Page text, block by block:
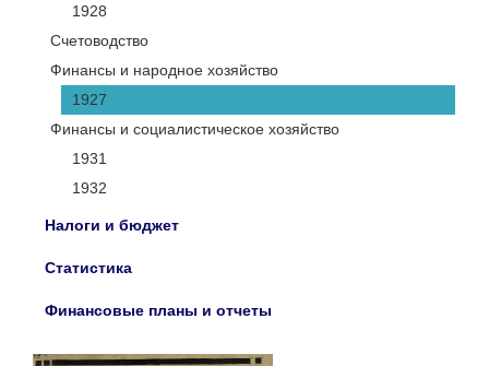
1928
Счетоводство
Финансы и народное хозяйство
1927
Финансы и социалистическое хозяйство
1931
1932
Налоги и бюджет
Статистика
Финансовые планы и отчеты